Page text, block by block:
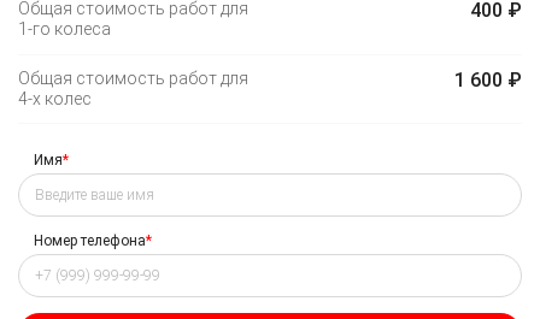
Общая стоимость работ для
1-го колеса
400 ₽
Общая стоимость работ для
4-х колес
1 600 ₽
Имя*
Номер телефона*